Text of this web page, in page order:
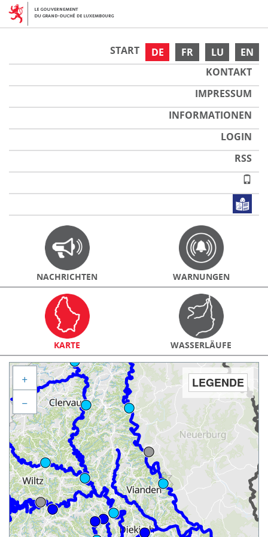
DE FR LU EN
START
KONTAKT
IMPRESSUM
INFORMATIONEN
LOGIN
RSS
NACHRICHTEN WARNUNGEN
KARTE WASSERLÄUFE
LEGENDE
+
−